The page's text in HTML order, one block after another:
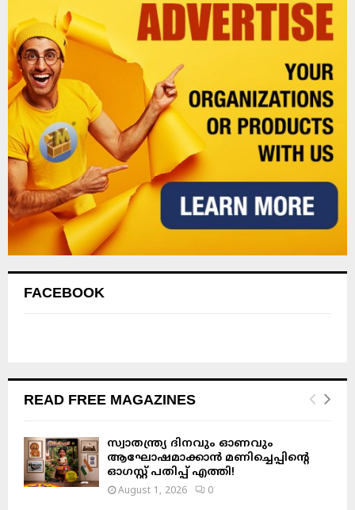
FACEBOOK
READ FREE MAGAZINES
സ്വാതന്ത്ര്യ ദിനവും ഓണവും
ആഘോഷമാക്കാൻ മണിച്ചെപ്പിന്റെ
ഓഗസ്റ്റ് പതിപ്പ് എത്തി!
August 1, 2026 0